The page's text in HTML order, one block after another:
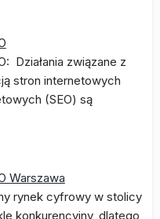
Działania związane z
stron internetowych
(SEO) są
Warszawa
rynek cyfrowy w stolicy
konkurencyjny, dlatego